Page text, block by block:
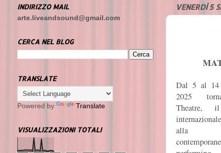
VENERDÌ 5
Dal 5 al 14
2025
Theatre,
alla
INDIRIZZO MAIL
arte.liveandsound@gmail.com
CERCA NEL BLOG
TRANSLATE
Powered by Translate
VISUALIZZAZIONI TOTALI